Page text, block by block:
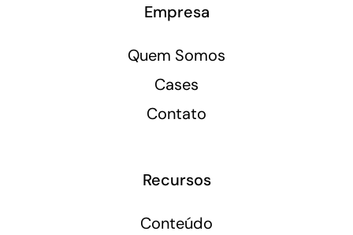
Empresa
Quem Somos
Cases
Contato
Recursos
Conteúdo